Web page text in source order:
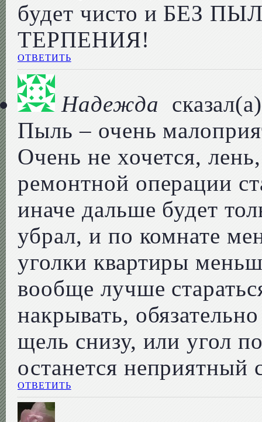
будет чисто и БЕЗ
ТЕРПЕНИЯ!
ОТВЕТИТЬ
Надежда
Пыль – очень
Очень не хочется,
ремонтной операции
иначе дальше будет
убрал, и по комнате
уголки квартиры
вообще лучше
накрывать,
щель снизу, или угол
останется неприятный
ОТВЕТИТЬ